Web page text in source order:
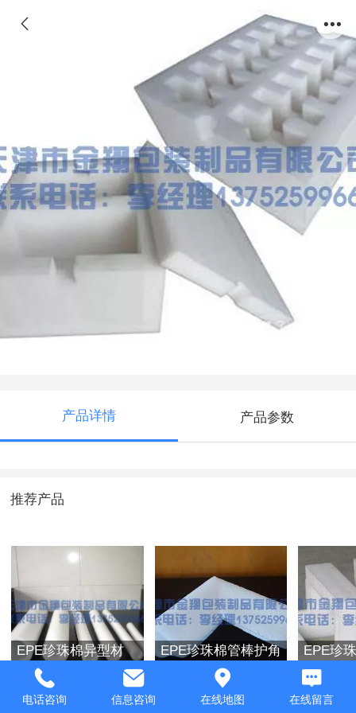
产品详情 产品参数
推荐产品
EPE珍珠棉异型材 EPE珍珠棉管棒护角 EPE珍
电话咨询 信息咨询 在线地图 在线留言